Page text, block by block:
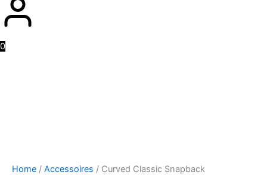
0
Home / Accessoires / Curved Classic Snapback